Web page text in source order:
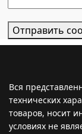
Отправить
Вся
технических
товаров, носит
условиях не